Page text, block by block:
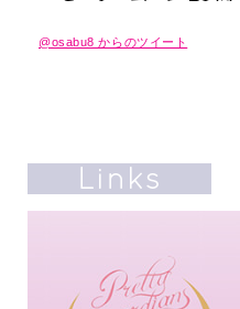
@osabu8 からのツイート